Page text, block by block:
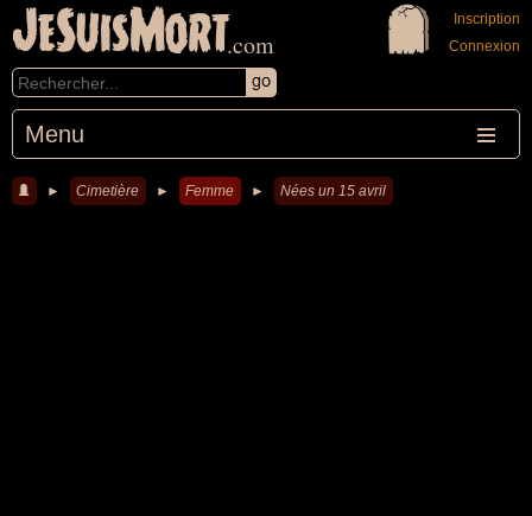
JeSuisMort.com
Menu
Inscription
Connexion
► Cimetière ► Femme ► Nées un 15 avril